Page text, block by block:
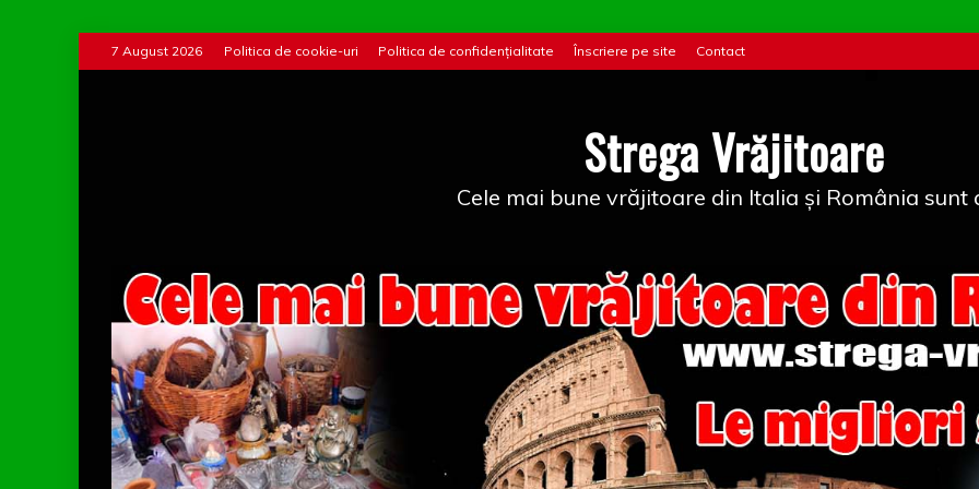
to
7 August 2026 Politica de cookie-uri Politica de confidențialitate Înscriere pe site Contact
Strega Vrăjitoare
Cele mai bune vrăjitoare din Italia și România sunt